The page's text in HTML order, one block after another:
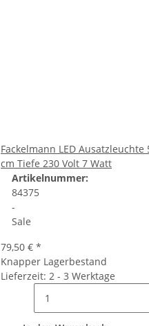
Fackelmann LED Ausatzleuchte
cm Tiefe 230 Volt 7 Watt
Artikelnummer:
84375
-
Sale
79,50 € *
Knapper Lagerbestand
Lieferzeit: 2 - 3 Werktage